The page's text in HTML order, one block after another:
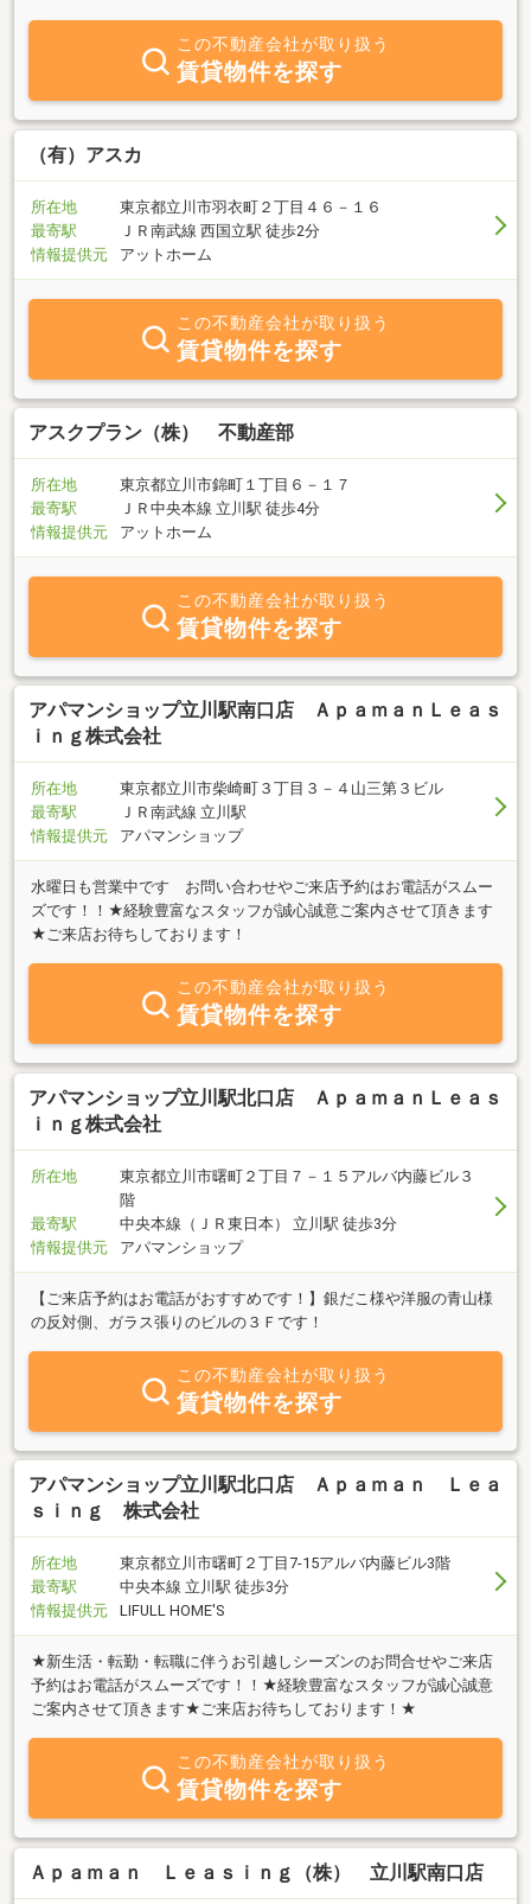
この不動産会社が取り扱う
賃貸物件を探す
（有）アスカ
所在地
東京都立川市羽衣町２丁目４６－１６
最寄駅
ＪＲ南武線 西国立駅 徒歩2分
情報提供元
アットホーム
この不動産会社が取り扱う
賃貸物件を探す
アスクプラン（株） 不動産部
所在地
東京都立川市錦町１丁目６－１７
最寄駅
ＪＲ中央本線 立川駅 徒歩4分
情報提供元
アットホーム
この不動産会社が取り扱う
賃貸物件を探す
アパマンショップ立川駅南口店 ＡｐａｍａｎＬｅａｓ
ｉｎｇ株式会社
所在地
東京都立川市柴崎町３丁目３－４山三第３ビル
最寄駅
ＪＲ南武線 立川駅
情報提供元
アパマンショップ
水曜日も営業中です お問い合わせやご来店予約はお電話がスムー
ズです！！★経験豊富なスタッフが誠心誠意ご案内させて頂きます
★ご来店お待ちしております！
この不動産会社が取り扱う
賃貸物件を探す
アパマンショップ立川駅北口店 ＡｐａｍａｎＬｅａｓ
ｉｎｇ株式会社
所在地
東京都立川市曙町２丁目７－１５アルバ内藤ビル３
階
最寄駅
中央本線（ＪＲ東日本） 立川駅 徒歩3分
情報提供元
アパマンショップ
【ご来店予約はお電話がおすすめです！】銀だこ様や洋服の青山様
の反対側、ガラス張りのビルの３Ｆです！
この不動産会社が取り扱う
賃貸物件を探す
アパマンショップ立川駅北口店 Ａｐａｍａｎ Ｌｅａ
ｓｉｎｇ 株式会社
所在地
東京都立川市曙町２丁目7-15アルバ内藤ビル3階
最寄駅
中央本線 立川駅 徒歩3分
情報提供元
LIFULL HOME'S
★新生活・転勤・転職に伴うお引越しシーズンのお問合せやご来店
予約はお電話がスムーズです！！★経験豊富なスタッフが誠心誠意
ご案内させて頂きます★ご来店お待ちしております！★
この不動産会社が取り扱う
賃貸物件を探す
Ａｐａｍａｎ Ｌｅａｓｉｎｇ（株） 立川駅南口店